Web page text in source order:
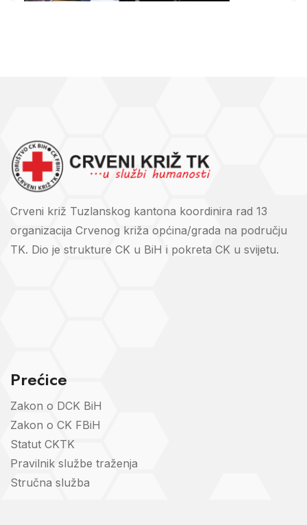
Crveni križ Tuzlanskog kantona koordinira rad 13
organizacija Crvenog križa općina/grada na području
TK. Dio je strukture CK u BiH i pokreta CK u svijetu.
Prećice
Zakon o DCK BiH
Zakon o CK FBiH
Statut CKTK
Pravilnik službe traženja
Stručna služba